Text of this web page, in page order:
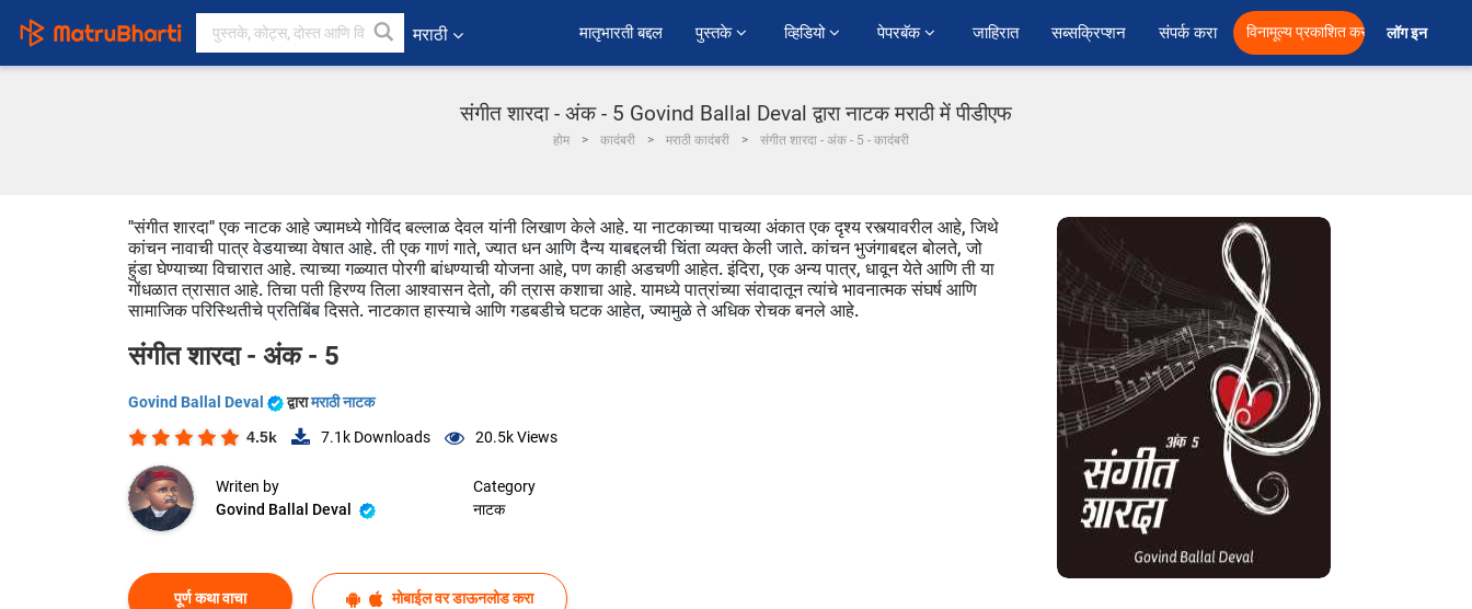
मराठी ﻿मातृभारती बद्दल पुस्तके व्हिडियो पेपरबॅक जाहिरात सब्सक्रिप्शन संपर्क करा विनामूल्य प्रकाशित करा लॉग इन
संगीत शारदा - अंक - 5 Govind Ballal Deval द्वारा नाटक मराठी में पीडीएफ
होम कादंबरी मराठी कादंबरी संगीत शारदा - अंक - 5 - कादंबरी
"संगीत शारदा" एक नाटक आहे ज्यामध्ये गोविंद बल्लाळ देवल यांनी लिखाण केले आहे. या नाटकाच्या पाचव्या अंकात एक दृश्य रस्त्यावरील आहे, जिथे
कांचन नावाची पात्र वेडयाच्या वेषात आहे. ती एक गाणं गाते, ज्यात धन आणि दैन्य याबद्दलची चिंता व्यक्त केली जाते. कांचन भुजंगाबद्दल बोलते, जो
हुंडा घेण्याच्या विचारात आहे. त्याच्या गळ्यात पोरगी बांधण्याची योजना आहे, पण काही अडचणी आहेत. इंदिरा, एक अन्य पात्र, धावून येते आणि ती या
गोंधळात त्रासात आहे. तिचा पती हिरण्य तिला आश्वासन देतो, की त्रास कशाचा आहे. यामध्ये पात्रांच्या संवादातून त्यांचे भावनात्मक संघर्ष आणि
सामाजिक परिस्थितीचे प्रतिबिंब दिसते. नाटकात हास्याचे आणि गडबडीचे घटक आहेत, ज्यामुळे ते अधिक रोचक बनले आहे.
संगीत शारदा - अंक - 5
Govind Ballal Deval द्वारामराठी नाटक
4.5k 7.1k Downloads 20.5kViews
Writen by
Govind Ballal Deval
Category
नाटक
पूर्ण कथा वाचा मोबाईल वर डाऊनलोड करा